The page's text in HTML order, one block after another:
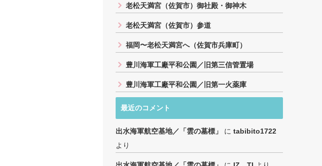
老松天満宮（佐賀市）御社殿・御神木
老松天満宮（佐賀市）参道
福岡〜老松天満宮へ（佐賀市兵庫町）
豊川海軍工廠平和公園／旧第三信管置場
豊川海軍工廠平和公園／旧第一火薬庫
最近のコメント
出水海軍航空基地／「雲の墓標」 に tabibito1722
より